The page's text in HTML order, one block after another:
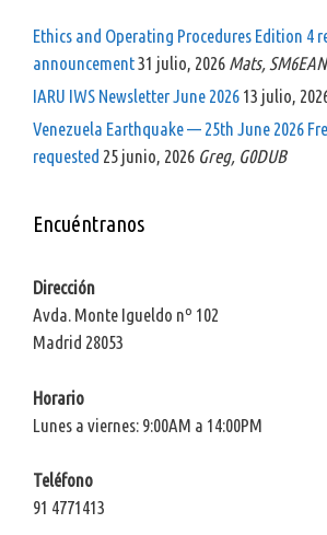
Ethics and Operating Procedures Edition 4
announcement31 julio, 2026 Mats, SM6EAN
IARU IWS Newsletter June 2026 13 julio,
Venezuela Earthquake — 25th June 2026
requested 25 junio, 2026 Greg, G0DUB
Encuéntranos
Dirección
Avda. Monte Igueldo nº 102
Madrid 28053
Horario
Lunes a viernes: 9:00AM a 14:00PM
Teléfono
91 4771413